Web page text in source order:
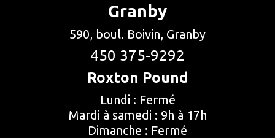
Granby
590, boul. Boivin, Granby
450 375-9292
Roxton Pound
Lundi : Fermé
Mardi à samedi : 9h à 17h
Dimanche : Fermé